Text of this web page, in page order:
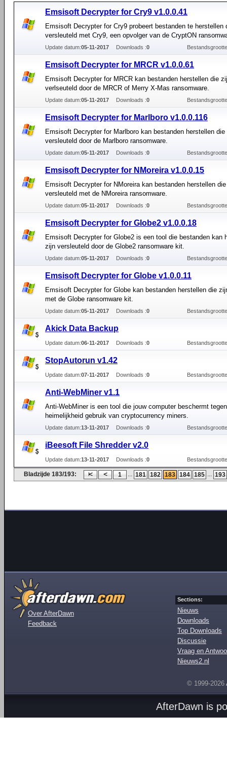
Emsisoft Decrypter for Cry9 v1.0.0.41
Emsisoft Decrypter for Cry9 probeert bestanden te herstellen
versleuteld met Cry9, een opvolger van de CryptON
Update datum:05-11-2017 Downloads :0
Emsisoft Decrypter for MRCR v1.0.0.61
Emsisoft Decrypter for MRCR kan bestanden herstellen die
verlseuteld door de MRCR of Merry X-Mas ransomware.
Update datum:05-11-2017 Downloads :0
Emsisoft Decrypter for Marlboro v1.0.0.116
Emsisoft Decrypter for Marlboro kan bestanden herstellen die
versleuteld door de Marlboro ransomware.
Update datum:05-11-2017 Downloads :0
Emsisoft Decrypter for NMoreira v1.0.0.15
Emsisoft Decrypter for NMoreira kan bestanden herstellen
versleuteld met de NMoreira ransomware.
Update datum:05-11-2017 Downloads :0
Emsisoft Decrypter for Globe2 v1.0.0.18
Emsisoft Decrypter for Globe2 is een tool die bestanden kan
zijn versleuteld door de Globe2 ransomware kit.
Update datum:05-11-2017 Downloads :0
Emsisoft Decrypter for Globe v1.0.0.11
Emsisoft Decrypter for Globe kan bestanden herstellen die
met de Globe ransomware kit.
Update datum:05-11-2017 Downloads :0
Akick Data Backup
Update datum:06-11-2017 Downloads :0
StopAutorun v1.42
Update datum:07-11-2017 Downloads :0
Anti-WebMiner v1.1
Anti-WebMiner is een tool die jouw computer beschermt tegen
heimelijkheid gebruik van cryptocurrency miners.
Update datum:13-11-2017 Downloads :0
iBeesoft File Shredder v2.0
Update datum:13-11-2017 Downloads :0
Bladzijde 183/193: 1 ... 181 182 183 184 185 ... 193
Over AfterDawn
Feedback
Sections:
Nieuws
Downloads
Top Downloads
Discussie
Vraag en
Nieuws2.nl
© 1999-2026
AfterDawn is